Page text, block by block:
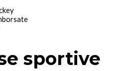
sportive